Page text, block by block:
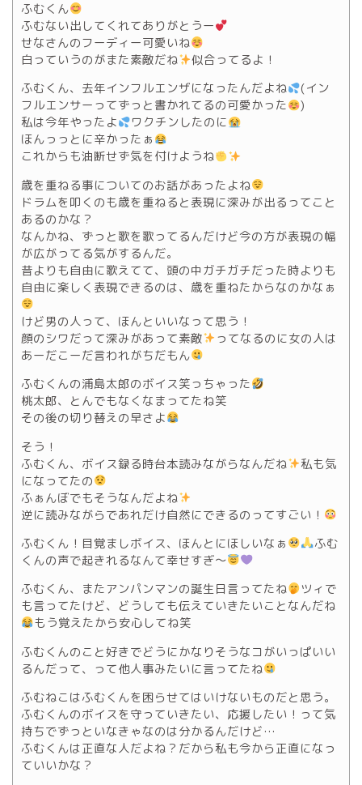
ふむくん
ふむない出してくれてありがとうー
せなさんのフーディー可愛いね
白っていうのがまた素敵だね
似合ってるよ！
ふむくん、去年インフルエンザになったんだよね
(イン
フルエンサーってずっと書かれてるの可愛かった
)
私は今年やったよ
ワクチンしたのに
ほんっっとに辛かったぁ
これからも油断せず気を付けようね
歳を重ねる事についてのお話があったよね
ドラムを叩くのも歳を重ねると表現に深みが出るってこと
あるのかな？
なんかね、ずっと歌を歌ってるんだけど今の方が表現の幅
が広がってる気がするんだ。
昔よりも自由に歌えてて、頭の中ガチガチだった時よりも
自由に楽しく表現できるのは、歳を重ねたからなのかなぁ
けど男の人って、ほんといいなって思う！
顔のシワだって深みがあって素敵
ってなるのに女の人は
あーだこーだ言われがちだもん
ふむくんの浦島太郎のボイス笑っちゃった
桃太郎、とんでもなくなまってたね笑
その後の切り替えの早さよ
そう！
ふむくん、ボイス録る時台本読みながらなんだね
私も気
になってたの
ふぁんぼでもそうなんだよね
逆に読みながらであれだけ自然にできるのってすごい！
ふむくん！目覚ましボイス、ほんとにほしいなぁ
ふむ
くんの声で起きれるなんて幸せすぎ〜
ふむくん、またアンパンマンの誕生日言ってたね
ツィで
も言ってたけど、どうしても伝えていきたいことなんだね
もう覚えたから安心してね笑
ふむくんのこと好きでどうにかなりそうなコがいっぱいい
るんだって、って他人事みたいに言ってたね
ふむねこはふむくんを困らせてはいけないものだと思う。
ふむくんのボイスを守っていきたい、応援したい！って気
持ちでずっといなきゃなのは分かるんだけど…
ふむくんは正直な人だよね？だから私も今から正直になっ
ていいかな？